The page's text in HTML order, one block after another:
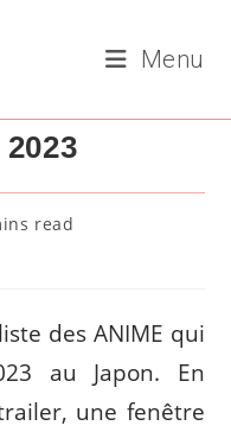
Menu
read
des ANIME qui
au Japon. En
une fenêtre